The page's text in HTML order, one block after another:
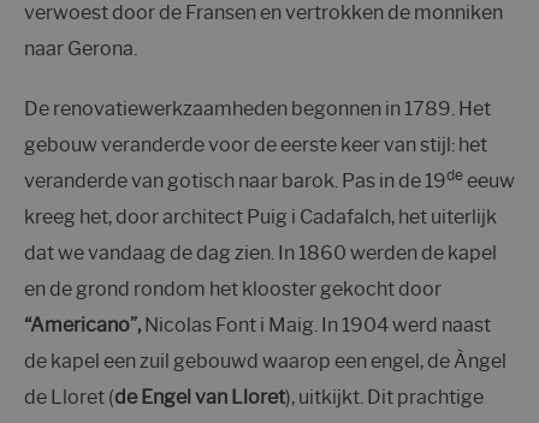
verwoest door de Fransen en vertrokken de monniken
naar Gerona.
De renovatiewerkzaamheden begonnen in 1789. Het
gebouw veranderde voor de eerste keer van stijl: het
veranderde van gotisch naar barok. Pas in de 19de eeuw
kreeg het, door architect Puig i Cadafalch, het uiterlijk
dat we vandaag de dag zien. In 1860 werden de kapel
en de grond rondom het klooster gekocht door
“Americano”, Nicolas Font i Maig. In 1904 werd naast
de kapel een zuil gebouwd waarop een engel, de Àngel
de Lloret (de Engel van Lloret), uitkijkt. Dit prachtige